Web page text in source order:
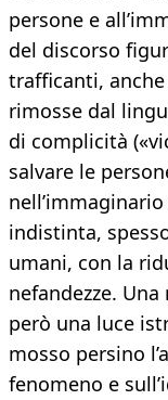
persone e
del discorso
trafficanti,
rimosse dal
di complicità
salvare le
indistinta,
umani, con la
nefandezze.
però una luce
mosso persino
fenomeno e